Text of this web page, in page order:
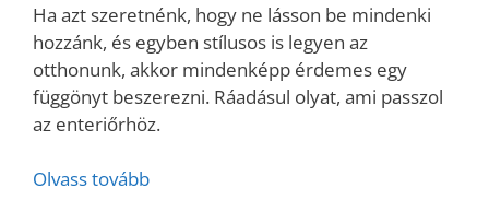
Ha azt szeretnénk, hogy ne lásson be mindenki
hozzánk, és egyben stílusos is legyen az
otthonunk, akkor mindenképp érdemes egy
függönyt beszerezni. Ráadásul olyat, ami passzol
az enteriőrhöz.
Olvass tovább